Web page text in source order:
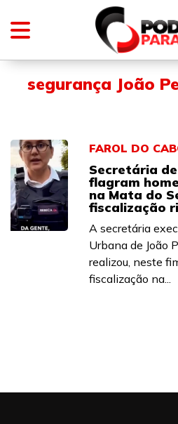
segurança João
FAROL DO
Secretária de
flagram
na Mata do
fiscalização
A secretária
Urbana de João
realizou, neste
fiscalização na...